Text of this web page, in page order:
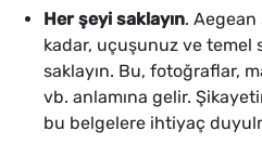
Her şeyi saklayın.
kadar, uçuşunuz ve temel
saklayın. Bu, fotoğraflar,
vb. anlamına gelir.
bu belgelere ihtiyaç